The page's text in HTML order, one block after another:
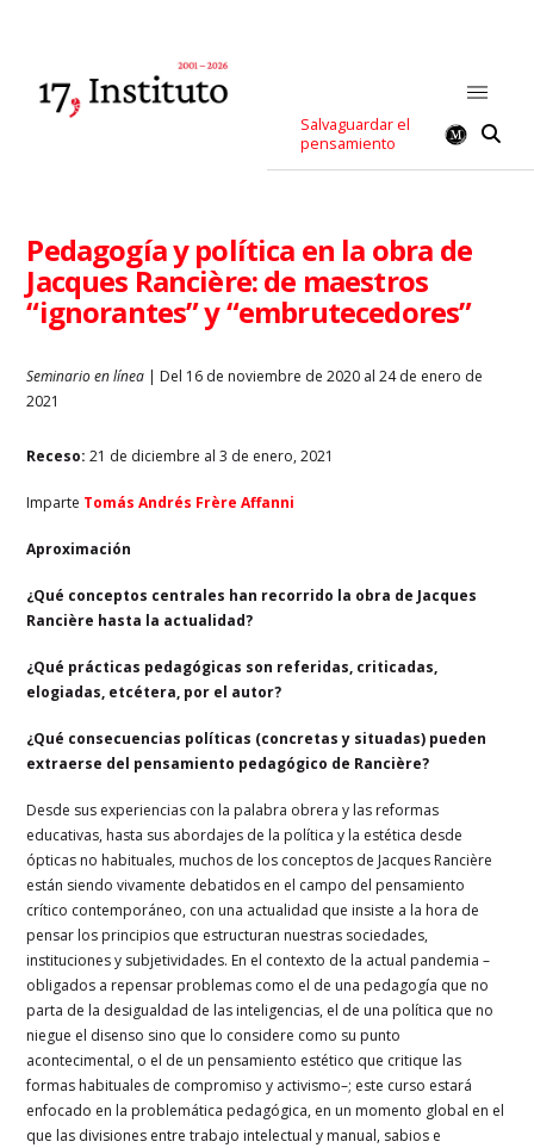
Salvaguardar el
pensamiento
Pedagogía y política en la obra de
Jacques Rancière: de maestros
“ignorantes” y “embrutecedores”
Seminario en línea | Del 16 de noviembre de 2020 al 24 de enero de
2021
Receso: 21 de diciembre al 3 de enero, 2021
Imparte Tomás Andrés Frère Affanni
Aproximación
¿Qué conceptos centrales han recorrido la obra de Jacques
Rancière hasta la actualidad?
¿Qué prácticas pedagógicas son referidas, criticadas,
elogiadas, etcétera, por el autor?
¿Qué consecuencias políticas (concretas y situadas) pueden
extraerse del pensamiento pedagógico de Rancière?
Desde sus experiencias con la palabra obrera y las reformas
educativas, hasta sus abordajes de la política y la estética desde
ópticas no habituales, muchos de los conceptos de Jacques Rancière
están siendo vivamente debatidos en el campo del pensamiento
crítico contemporáneo, con una actualidad que insiste a la hora de
pensar los principios que estructuran nuestras sociedades,
instituciones y subjetividades. En el contexto de la actual pandemia –
obligados a repensar problemas como el de una pedagogía que no
parta de la desigualdad de las inteligencias, el de una política que no
niegue el disenso sino que lo considere como su punto
acontecimental, o el de un pensamiento estético que critique las
formas habituales de compromiso y activismo–; este curso estará
enfocado en la problemática pedagógica, en un momento global en el
que las divisiones entre trabajo intelectual y manual, sabios e